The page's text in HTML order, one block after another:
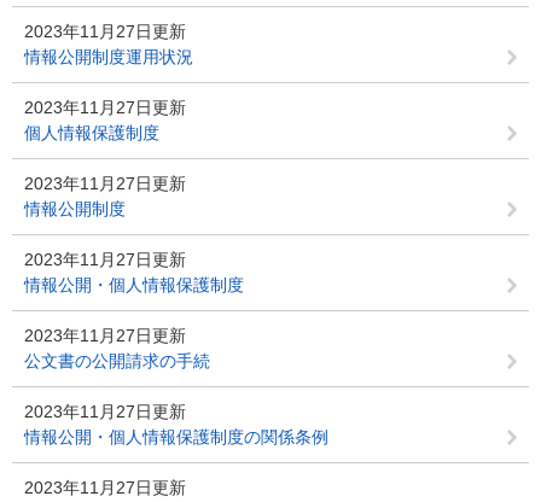
2023年11月27日更新
情報公開制度運用状況
2023年11月27日更新
個人情報保護制度
2023年11月27日更新
情報公開制度
2023年11月27日更新
情報公開・個人情報保護制度
2023年11月27日更新
公文書の公開請求の手続
2023年11月27日更新
情報公開・個人情報保護制度の関係条例
2023年11月27日更新